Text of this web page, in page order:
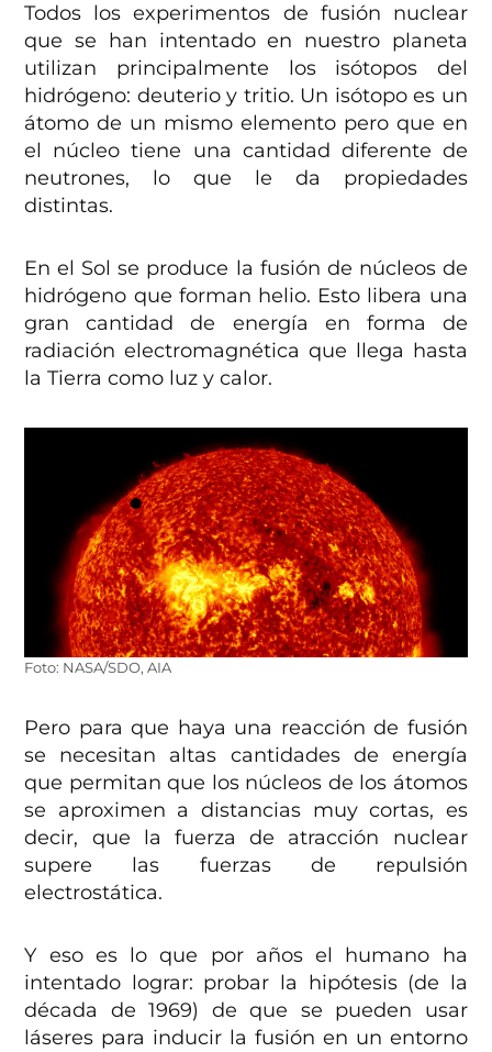
Todos los experimentos de fusión nuclear
que se han intentado en nuestro planeta
utilizan principalmente los isótopos del
hidrógeno: deuterio y tritio. Un isótopo es un
átomo de un mismo elemento pero que en
el núcleo tiene una cantidad diferente de
neutrones, lo que le da propiedades
distintas.
En el Sol se produce la fusión de núcleos de
hidrógeno que forman helio. Esto libera una
gran cantidad de energía en forma de
radiación electromagnética que llega hasta
la Tierra como luz y calor.
Foto: NASA/SDO, AIA
Pero para que haya una reacción de fusión
se necesitan altas cantidades de energía
que permitan que los núcleos de los átomos
se aproximen a distancias muy cortas, es
decir, que la fuerza de atracción nuclear
supere las fuerzas de repulsión
electrostática.
Y eso es lo que por años el humano ha
intentado lograr: probar la hipótesis (de la
década de 1969) de que se pueden usar
láseres para inducir la fusión en un entorno